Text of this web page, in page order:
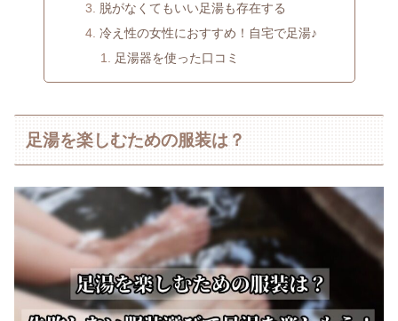
脱がなくてもいい足湯も存在する
冷え性の女性におすすめ！自宅で足湯♪
足湯器を使った口コミ
足湯を楽しむための服装は？